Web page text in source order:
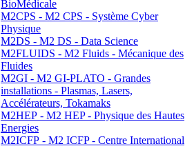
BioMédicale
M2CPS - M2 CPS - Système Cyber
Physique
M2DS - M2 DS - Data Science
M2FLUIDS - M2 Fluids - Mécanique des
Fluides
M2GI - M2 GI-PLATO - Grandes
installations - Plasmas, Lasers,
Accélérateurs, Tokamaks
M2HEP - M2 HEP - Physique des Hautes
Energies
M2ICFP - M2 ICFP - Centre International